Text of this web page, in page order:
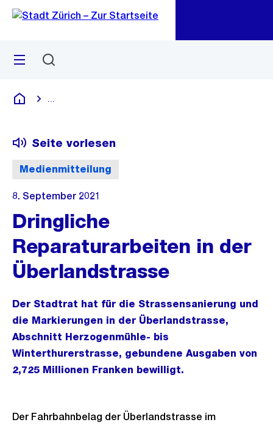
Navigation
Sprunglink
Menü
Deutsch
Medienmitteilung
Seite vorlesen
8. September 2021
Dringliche
Reparaturarbeiten in der
Überlandstrasse
Der Stadtrat hat für die Strassensanierung und
die Markierungen in der Überlandstrasse,
Abschnitt Herzogenmühle- bis
Winterthurerstrasse, gebundene Ausgaben von
2,725 Millionen Franken bewilligt.
Der Fahrbahnbelag der Überlandstrasse im